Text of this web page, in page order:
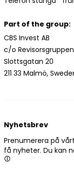
Part of the group:
CBS Invest AB
c/o Revisorsgruppen
Slottsgatan 20
211 33 Malmö,
Nyhetsbrev
Prenumerera på
få nyheter. Du kan